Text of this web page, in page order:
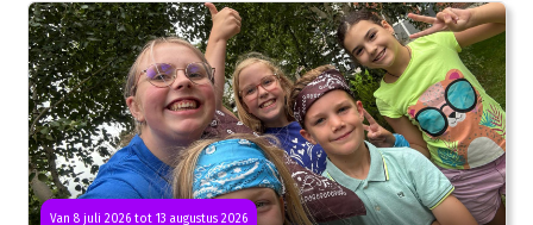
Van 8 juli 2026 tot 13 augustus 2026